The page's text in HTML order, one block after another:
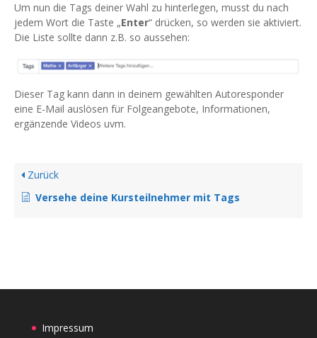
Um nun die Tags deiner Wahl zu hinterlegen, musst du nach
jedem Wort die Taste „Enter“ drücken, so werden sie aktiviert.
Die Liste sollte dann z.B. so aussehen:
Dieser Tag kann dann in deinem gewählten Autoresponder
eine E-Mail auslösen für Folgeangebote, Informationen,
ergänzende Videos uvm.
Zurück
Versehe deine Kursteilnehmer mit Tags
Impressum